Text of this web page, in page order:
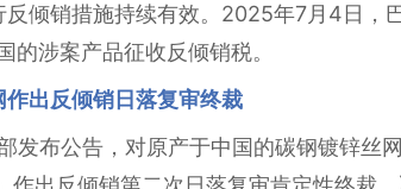
倾销措施持续有效。2025年7月4日，
涉案产品征收反倾销税。
出反倾销日落复审终裁
发布公告，对原产于中国的碳钢镀锌丝